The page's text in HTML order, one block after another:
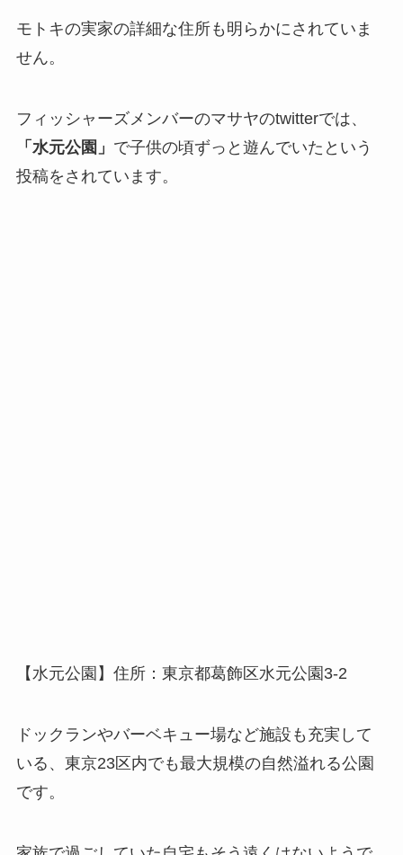
モトキの実家の詳細な住所も明らかにされていま
せん。
フィッシャーズメンバーのマサヤのtwitterでは、
「水元公園」 で子供の頃ずっと遊んでいたという
投稿をされています。
【水元公園】住所：東京都葛飾区水元公園3-2
ドックランやバーベキュー場など施設も充実して
いる、東京23区内でも最大規模の自然溢れる公園
です。